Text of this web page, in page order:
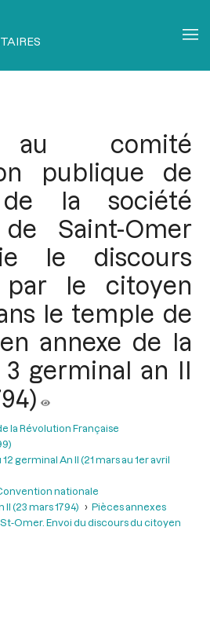
au comité
publique de
de la société
Saint-Omer
le discours
par le citoyen
le temple de
annexe de la
germinal an II
la Révolution Française
12 germinal An II (21 mars au 1er avril
nationale
(23 mars 1794)
Pièces annexes
Omer. Envoi du discours du citoyen